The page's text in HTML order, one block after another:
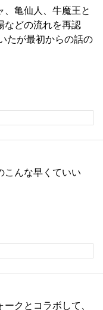
、亀仙人、牛魔王と
などの流れを再認
たが最初からの話の
こんな早くていい
クとコラボして、